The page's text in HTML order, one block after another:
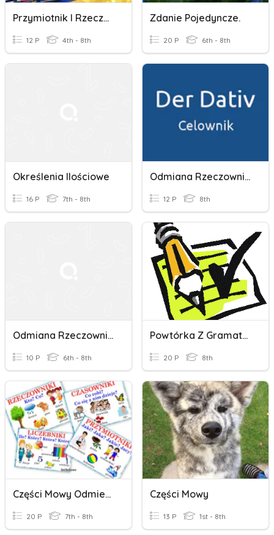
Przymiotnik I Rzeczownik
12 P 4th - 8th
Zdanie Pojedyncze.
20 P 6th - 8th
Określenia Ilościowe
16 P 7th - 8th
Odmiana Rzeczowników W Celowniku DATIV
12 P 8th
Odmiana Rzeczownika
10 P 6th - 8th
Powtórka Z Gramatyki
20 P 8th
Części Mowy Odmienne Siódmopolscy
20 P 7th - 8th
Części Mowy
13 P 1st - 8th